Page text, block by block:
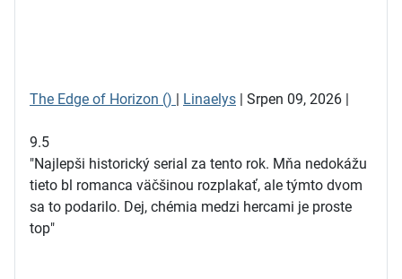
The Edge of Horizon () | Linaelys | Srpen 09, 2026 |
9.5
"Najlepši historický serial za tento rok. Mňa nedokážu
tieto bl romanca väčšinou rozplakať, ale týmto dvom
sa to podarilo. Dej, chémia medzi hercami je proste
top"